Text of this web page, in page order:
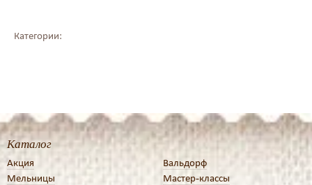
Категории:
Каталог
Акция
Мельницы
Вальдорф
Мастер-классы